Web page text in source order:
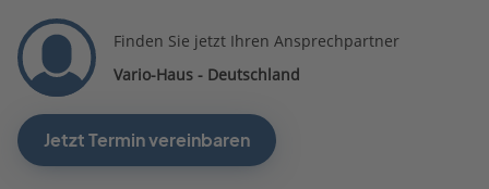
Finden Sie jetzt Ihren Ansprechpartner
Vario-Haus - Deutschland
Jetzt Termin vereinbaren